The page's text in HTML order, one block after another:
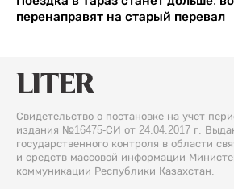
перенаправят на старый перевал
Свидетельство о постановке на учет
издания №16475-СИ от 24.04.2017 г.
государственного контроля в области
и средств массовой информации
коммуникации Республики Казахстан.